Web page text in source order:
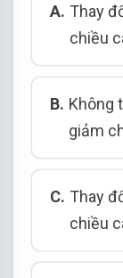
A. Thay
chiều
B. Không
giảm
C. Thay
chiều